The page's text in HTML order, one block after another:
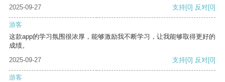
2025-09-27 支持[0] 反对[0]
游客
这款app的学习氛围很浓厚，能够激励我不断学习，让我能够取得更好的
成绩。
2025-09-27
支持[0] 反对[0]
游客